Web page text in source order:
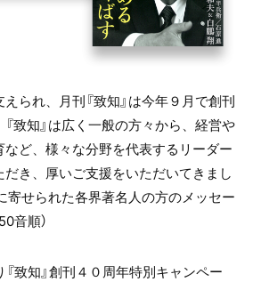
られ、月刊『致知』は今年９月で創刊
致知』は広く一般の方々から、経営や
ど、様々な分野を代表するリーダー
き、厚いご支援をいただいてきまし
寄せられた各界著名人の方のメッセー
音順）
致知』創刊４０周年特別キャンペー